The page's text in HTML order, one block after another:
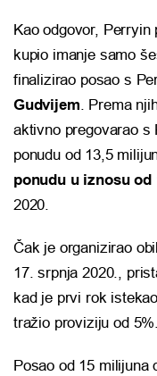
Kao odgovor,
kupio imanje samo
finalizirao posao s
Gudvijem. Prema
aktivno pregovarao s
ponudu od 13,5
ponudu u iznosu
2020.
Čak je organizirao
17. srpnja 2020.,
kad je prvi rok
tražio proviziju od 5%.
Posao od 15 milijuna